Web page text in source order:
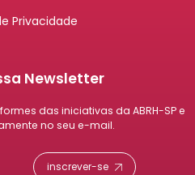
Privacidade
Newsletter
das iniciativas da ABRH-SP e
no seu e-mail.
inscrever-se